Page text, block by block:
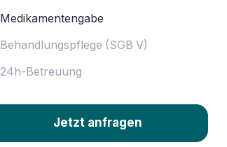
Medikamentengabe
Behandlungspflege (SGB V)
24h-Betreuung
Jetzt anfragen